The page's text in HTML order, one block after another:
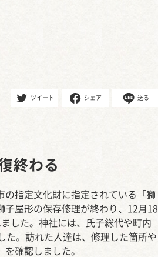
ツイート シェア 送る
終わる
の指定文化財に指定されている「獅
子屋形の保存修理が終わり、12月18
した。神社には、氏子総代や町内
た。訪れた人達は、修理した箇所や
確認しました。